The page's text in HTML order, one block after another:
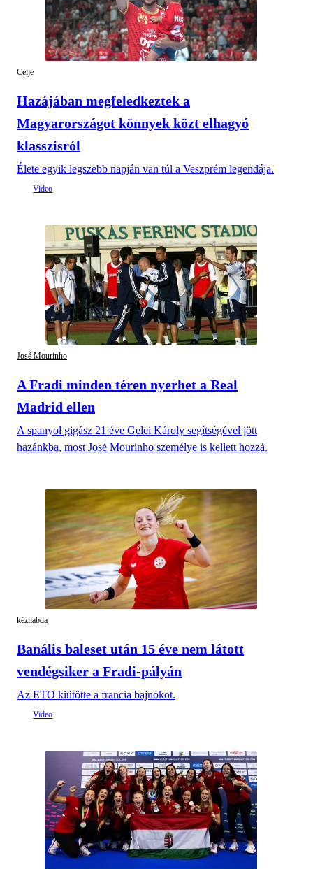
Celje
Hazájában megfeledkeztek a
Magyarországot könnyek közt elhagyó
klasszisról
Élete egyik legszebb napján van túl a Veszprém legendája.
José Mourinho
A Fradi minden téren nyerhet a Real
Madrid ellen
A spanyol gigász 21 éve Gelei Károly segítségével jött
hazánkba, most José Mourinho személye is kellett hozzá.
kézilabda
Banális baleset után 15 éve nem látott
vendégsiker a Fradi-pályán
Az ETO kiütötte a francia bajnokot.